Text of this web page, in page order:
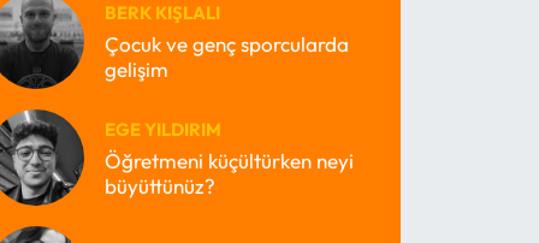
BERK KIŞLALI
Çocuk ve genç sporcularda
gelişim
EGE YILDIRIM
Öğretmeni küçültürken neyi
büyüttünüz?